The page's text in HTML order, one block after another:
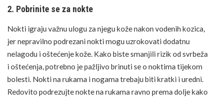
2. Pobrinite se za nokte
Nokti igraju važnu ulogu za njegu kože nakon vodenih kozica,
jer nepravilno podrezani nokti mogu uzrokovati dodatnu
nelagodu i oštećenje kože. Kako biste smanjili rizik od svrbeža
i oštećenja, potrebno je pažljivo brinuti se o noktima tijekom
bolesti. Nokti na rukama i nogama trebaju biti kratki i uredni.
Redovito podrezujte nokte na rukama ravno prema dolje kako